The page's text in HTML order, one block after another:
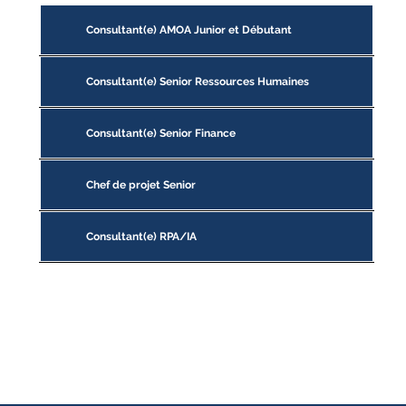
Consultant(e) AMOA Junior et Débutant
Consultant(e) Senior Ressources Humaines
Consultant(e) Senior Finance
Chef de projet Senior
Consultant(e) RPA/IA